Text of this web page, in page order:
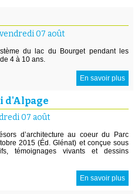
07 août
du lac du Bourget pendant les
4 à 10 ans.
En savoir plus
d'Alpage
07 août
d’architecture au coeur du Parc
2015 (Éd. Glénat) et conçue sous
témoignages vivants et dessins
En savoir plus